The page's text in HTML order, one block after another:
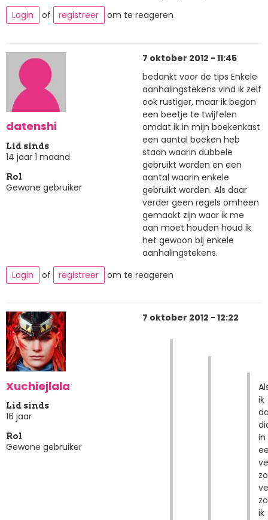
Login
of registreer om te reageren
datenshi
Lid sinds
14 jaar 1 maand
Rol
Gewone gebruiker
7 oktober 2012 - 11:45
bedankt voor de tips Enkele
aanhalingstekens vind ik zelf
ook rustiger, maar ik begon
een beetje te twijfelen
omdat ik in mijn boekenkast
een aantal boeken heb
staan waarin dubbele
gebruikt worden en een
aantal waarin enkele
gebruikt worden. Als daar
verder geen regels omheen
gemaakt zijn waar ik me
aan moet houden houd ik
het gewoon bij enkele
aanhalingstekens.
Login
of registreer om te reageren
Xuchiejlala
Lid sinds
16 jaar
Rol
Gewone gebruiker
7 oktober 2012 - 12:22
ik
in
ik